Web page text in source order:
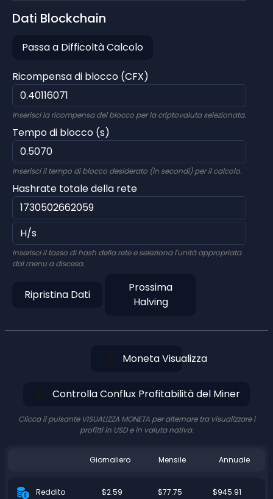
Dati Blockchain
Passa a Difficoltà Calcolo
Ricompensa di blocco (CFX)
Inserisci la ricompensa del blocco per la criptovaluta selezionata.
Tempo di blocco (s)
Inserisci il tempo di blocco desiderato (in secondi) per il calcolo.
Hashrate totale della rete
Inserisci il tasso di hash della rete e seleziona l'unità appropriata
dal menu a discesa.
Ripristina Dati
Prossima
Halving
Moneta Visualizza
Controlla Conflux Profitabilità del Miner
Clicca il pulsante VISUALIZZA MONETA per alternare tra visualizzare i
profitti in USD e in valuta nativa.
Giornaliero Mensile Annuale
Reddito $2.59 $77.75 $945.91